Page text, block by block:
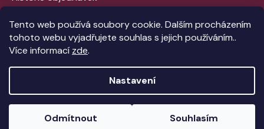
Tento web používá soubory cookie. Dalším procházením
tohoto webu vyjadřujete souhlas s jejich používáním..
Více informací zde.
Nastavení
Odmítnout Souhlasím
Vytvořil Shoptet
Anque Media